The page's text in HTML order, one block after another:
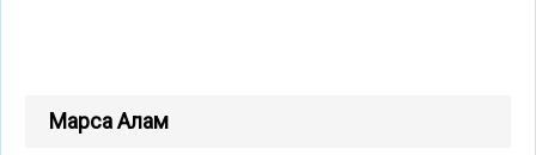
Марса Алам